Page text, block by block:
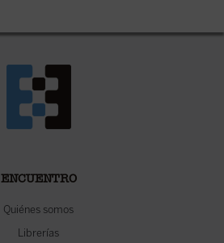
ENCUENTRO
Quiénes somos
Librerías